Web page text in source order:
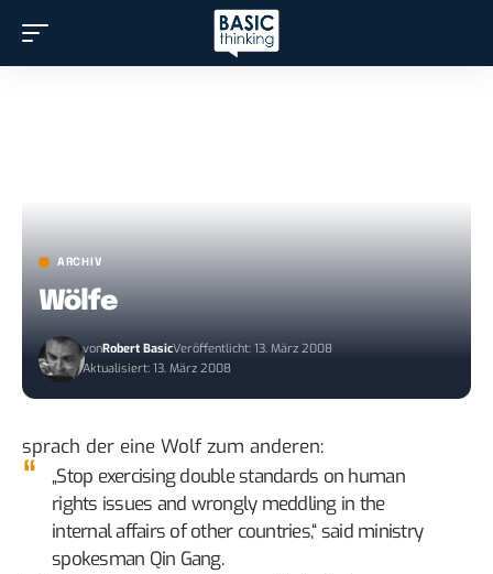
ARCHIV
Wölfe
vonRobert BasicVeröffentlicht: 13. März 2008
Aktualisiert: 13. März 2008
sprach der eine Wolf zum anderen:
„Stop exercising double standards on human
rights issues and wrongly meddling in the
internal affairs of other countries,“ said ministry
spokesman Qin Gang.